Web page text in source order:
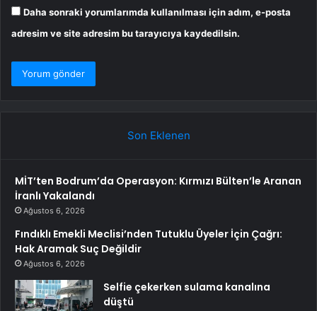
Daha sonraki yorumlarımda kullanılması için adım, e-posta
adresim ve site adresim bu tarayıcıya kaydedilsin.
Son Eklenen
MİT’ten Bodrum’da Operasyon: Kırmızı Bülten’le Aranan
İranlı Yakalandı
Ağustos 6, 2026
Fındıklı Emekli Meclisi’nden Tutuklu Üyeler İçin Çağrı:
Hak Aramak Suç Değildir
Ağustos 6, 2026
Selfie çekerken sulama kanalına
düştü